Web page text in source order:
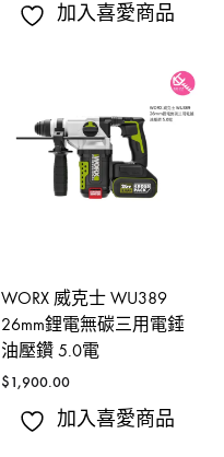
加入喜愛商品
WORX 威克士 WU389
26mm鋰電無碳三用電錘
油壓鑽 5.0電
$1,900.00
加入喜愛商品